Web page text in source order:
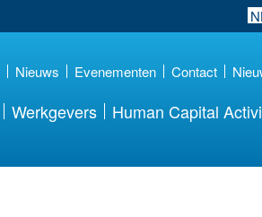
Nieuws Evenementen Contact
Werkgevers Human Capital